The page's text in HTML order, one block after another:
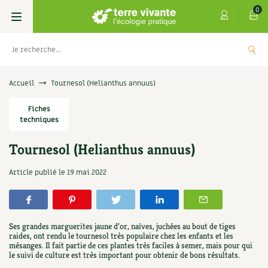
0
Livres
Permaculture, Jardin bio
Verger, arbres
Petit élevage
Aménagement jardin
Les 4 saisons
Se réabonner
Offrir un abonnement
Les numéros
4 saisons
Graines, semences
Potagères
Aromatiques
Florales
Cartes cadeau
Centre Terre vivante
Découvrir le Centre
Visiter en famille, entre amis
Infos & conseils
Jardin bio
Parole libre
Accueil Tournesol (Helianthus annuus)
Fiches
techniques
Tournesol (Helianthus annuus)
Article publié le 19 mai 2022
Ses grandes marguerites jaune d’or, naïves, juchées au bout de tiges
raides, ont rendu le tournesol très populaire chez les enfants et les
mésanges. Il fait partie de ces plantes très faciles à semer, mais pour qui
le suivi de culture est très important pour obtenir de bons résultats.
5,00€